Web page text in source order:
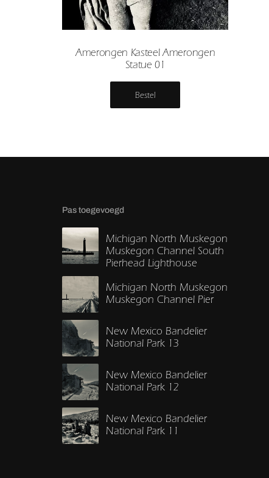
Amerongen Kasteel Amerongen
Statue 01
Bestel
Pas toegevoegd
Michigan North Muskegon
Muskegon Channel South
Pierhead Lighthouse
Michigan North Muskegon
Muskegon Channel Pier
New Mexico Bandelier
National Park 13
New Mexico Bandelier
National Park 12
New Mexico Bandelier
National Park 11